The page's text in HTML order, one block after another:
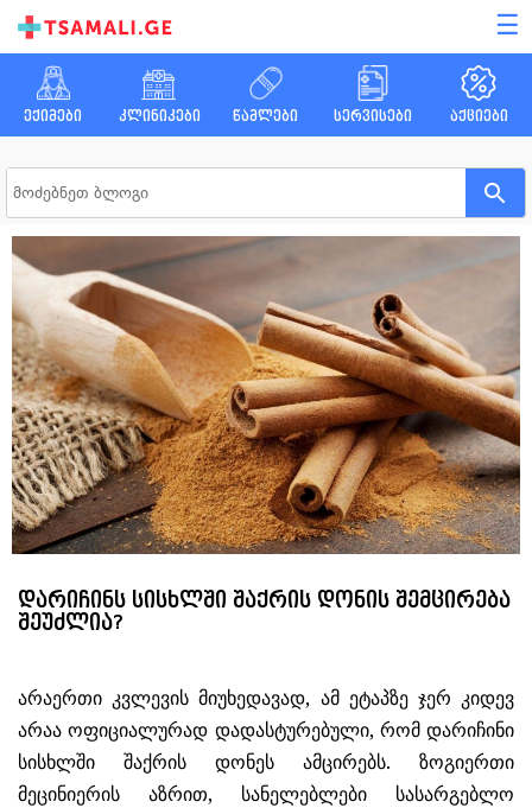
☰
ექიმები კლინიკები წამლები სერვისები აქციები
დარიჩინს სისხლში შაქრის დონის შემცირება
შეუძლია?
არაერთი კვლევის მიუხედავად, ამ ეტაპზე ჯერ კიდევ
არაა ოფიციალურად დადასტურებული, რომ დარიჩინი
სისხლში შაქრის დონეს ამცირებს. ზოგიერთი
მეცინიერის აზრით, სანელებლები სასარგებლო